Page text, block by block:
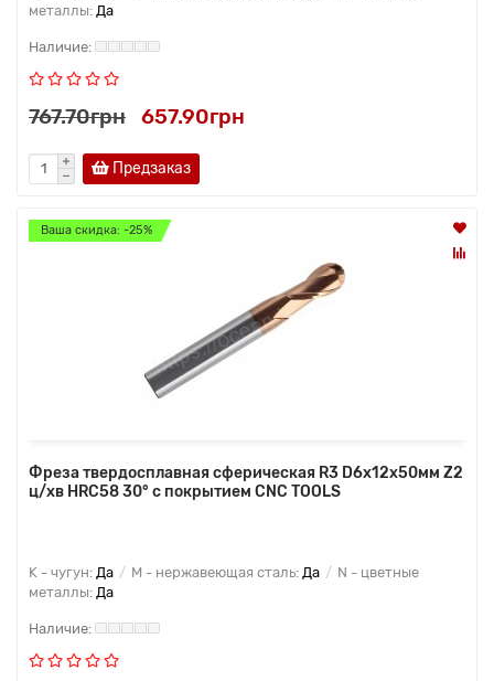
металлы: Да
767.70грн 657.90грн
Предзаказ
Ваша скидка: -25%
Фреза твердосплавная сферическая R3 D6x12x50мм Z2
ц/хв HRC58 30° с покрытием CNC TOOLS
K - чугун: Да M - нержавеющая сталь: Да
N - цветные
металлы: Да